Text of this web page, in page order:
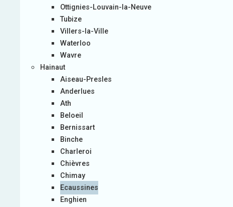
Ottignies-Louvain-la-Neuve
Tubize
Villers-la-Ville
Waterloo
Wavre
Hainaut
Aiseau-Presles
Anderlues
Ath
Beloeil
Bernissart
Binche
Charleroi
Chièvres
Chimay
Ecaussines
Enghien